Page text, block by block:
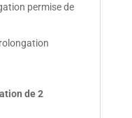
permise de
de 2